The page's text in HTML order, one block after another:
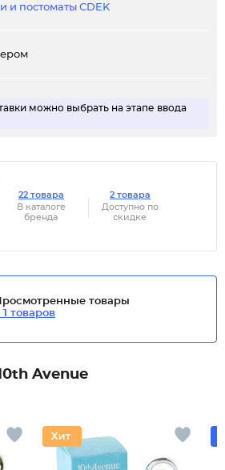
и постоматы CDEK
можно выбрать на этапе ввода
22 товара
В каталоге
бренда
2 товара
Доступно по
скидке
товары
1 товаров
Avenue